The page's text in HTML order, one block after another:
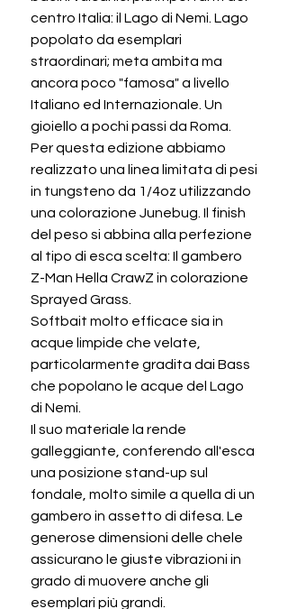
centro Italia: il Lago di Nemi. Lago
popolato da esemplari
straordinari; meta ambita ma
ancora poco "famosa" a livello
Italiano ed Internazionale. Un
gioiello a pochi passi da Roma.
Per questa edizione abbiamo
realizzato una linea limitata di pesi
in tungsteno da 1/4oz utilizzando
una colorazione Junebug. Il finish
del peso si abbina alla perfezione
al tipo di esca scelta: Il gambero
Z-Man Hella CrawZ in colorazione
Sprayed Grass.
Softbait molto efficace sia in
acque limpide che velate,
particolarmente gradita dai Bass
che popolano le acque del Lago
di Nemi.
Il suo materiale la rende
galleggiante, conferendo all'esca
una posizione stand-up sul
fondale, molto simile a quella di un
gambero in assetto di difesa. Le
generose dimensioni delle chele
assicurano le giuste vibrazioni in
grado di muovere anche gli
esemplari più grandi.